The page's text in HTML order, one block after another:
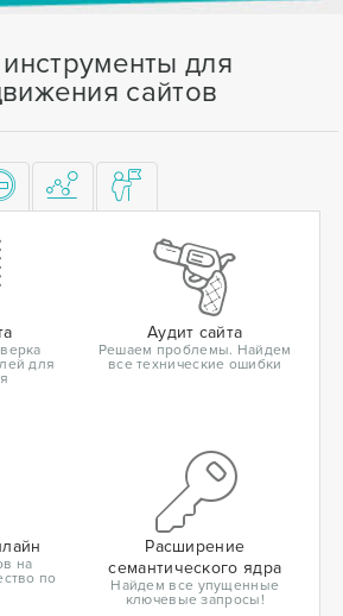
для
сайтов
для
Аудит сайта
Решаем проблемы. Найдем
все технические ошибки
на
по
Расширение
семантического ядра
Найдем все упущенные
ключевые запросы!